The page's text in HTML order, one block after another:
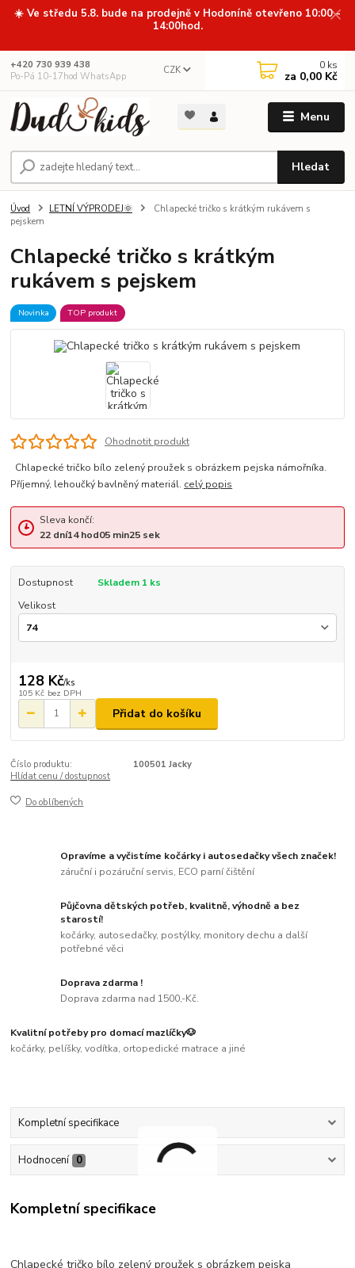
☀️ Ve středu 5.8. bude na prodejně v Hodoníně otevřeno 10:00 -
14:00hod.
Menu
CZK
Hledat
+420 730 939 438
Po-Pá 10-17hod WhatsApp
0 ks
za 0,00 Kč
Úvod LETNÍ VÝPRODEJ🌞
Chlapecké tričko s krátkým rukávem s
pejskem
Chlapecké tričko s krátkým
rukávem s pejskem
Novinka TOP produkt
Ohodnotit produkt
Chlapecké tričko bílo zelený proužek s obrázkem pejska námořníka.
Příjemný, lehoučký bavlněný materiál. celý popis
Sleva končí:
22 dní14hod05min25sek
Dostupnost
Skladem 1 ks
Velikost
128 Kč/ks
105 Kč bez DPH
Přidat do košíku
Číslo produktu:
100501 Jacky
Hlídat cenu / dostupnost
Do oblíbených
Opravíme a vyčistíme kočárky i autosedačky všech značek!
záruční i pozáruční servis, ECO parní čištění
Půjčovna dětských potřeb, kvalitně, výhodně a bez
starostí!
kočárky, autosedačky, postýlky, monitory dechu a další
potřebné věci
Doprava zdarma !
Doprava zdarma nad 1500,-Kč.
Kvalitní potřeby pro domací mazlíčky🐶
kočárky, pelíšky, vodítka, ortopedické matrace a jiné
Kompletní specifikace
Hodnocení 0
Kompletní specifikace
Chlapecké tričko bílo zelený proužek s obrázkem pejska